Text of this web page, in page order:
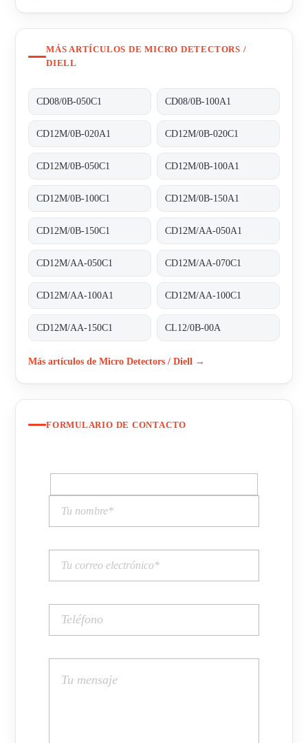
MÁS ARTÍCULOS DE MICRO DETECTORS /
DIELL
CD08/0B-050C1 CD08/0B-100A1
CD12M/0B-020A1 CD12M/0B-020C1
CD12M/0B-050C1 CD12M/0B-100A1
CD12M/0B-100C1 CD12M/0B-150A1
CD12M/0B-150C1 CD12M/AA-050A1
CD12M/AA-050C1 CD12M/AA-070C1
CD12M/AA-100A1 CD12M/AA-100C1
CD12M/AA-150C1 CL12/0B-00A
Más artículos de Micro Detectors / Diell →
FORMULARIO DE CONTACTO